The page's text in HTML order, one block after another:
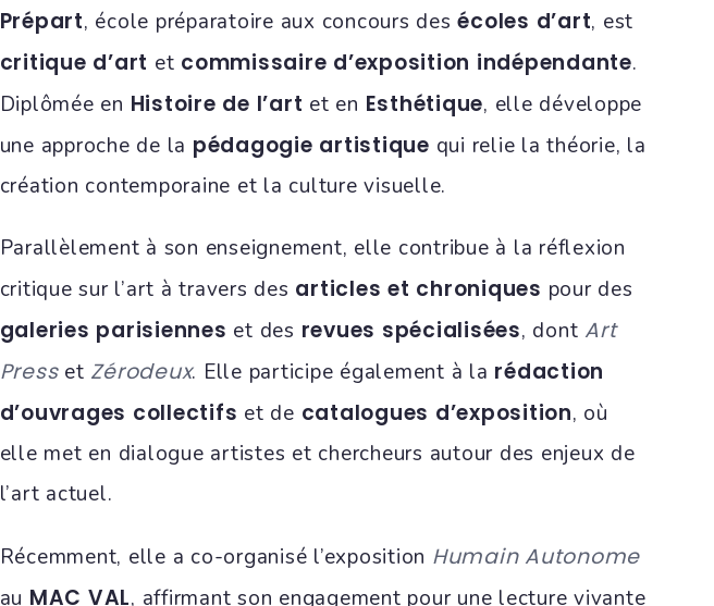
Prépart, école préparatoire aux concours desécoles d’art, est
critique d’art et commissaire d’exposition indépendante.
Diplômée en Histoire de l’art et en Esthétique, elle développe
une approche de la pédagogie artistique qui relie la théorie, la
création contemporaine et la culture visuelle.
Parallèlement à son enseignement, elle contribue à la réflexion
critique sur l’art à travers des articles et chroniques pour des
galeries parisiennes et des revues spécialisées, dont Art
Presset Zérodeux. Elle participe également à la rédaction
d’ouvrages collectifs et de catalogues d’exposition, où
elle met en dialogue artistes et chercheurs autour des enjeux de
l’art actuel.
Récemment, elle a co-organisé l’exposition Humain Autonome
au MAC VAL, affirmant son engagement pour une lecture vivante